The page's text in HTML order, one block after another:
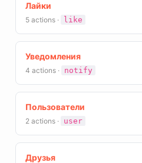
Лайки
5 actions · like
Уведомления
4 actions · notify
Пользователи
2 actions · user
Друзья